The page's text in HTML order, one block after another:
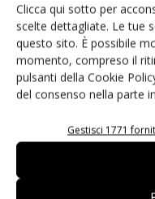
Clicca qui sotto per
scelte dettagliate. Le tue
questo sito. È possibile
momento, compreso il
pulsanti della Cookie
del consenso nella parte
Gestisci 1771
Salva il mio nome,